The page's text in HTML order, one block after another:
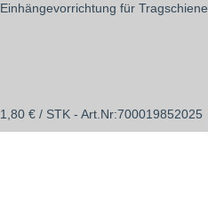
Einhängevorrichtung für Tragschiene
1,80 € / STK - Art.Nr:700019852025